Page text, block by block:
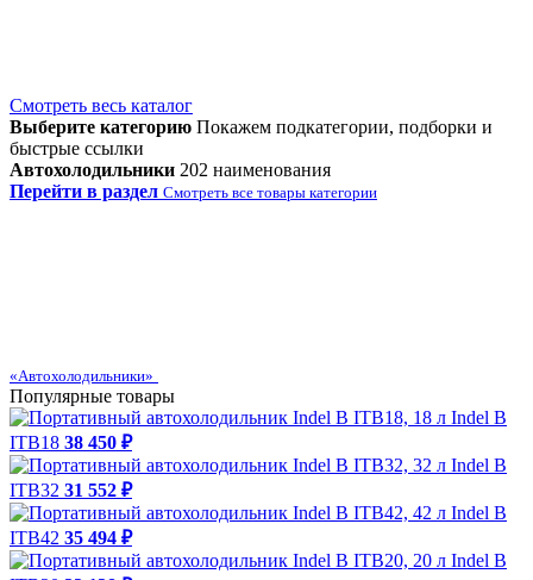
Смотреть весь каталог
Выберите категорию Покажем подкатегории, подборки и
быстрые ссылки
Автохолодильники 202 наименования
Перейти в раздел Смотреть все товары категории
«Автохолодильники»
Популярные товары
Indel B
ITB18 38 450 ₽
Indel B
ITB32 31 552 ₽
Indel B
ITB42 35 494 ₽
Indel B